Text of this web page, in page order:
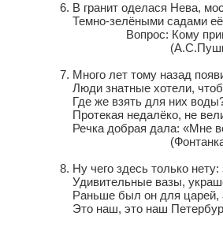
6. В гранит оделася Нева,
Темно-зелёными садами её
Вопрос: Кому
(А.С.Пушкину,
7. Много лет тому назад
Люди знатные хотели, чтоб
Где же взять для них воды?
Протекая недалёко, не
Речка добрая дала: «Мне
8. Ну чего здесь только нету:
Удивительные вазы,
Раньше был он для царей, а
Это наш, это наш